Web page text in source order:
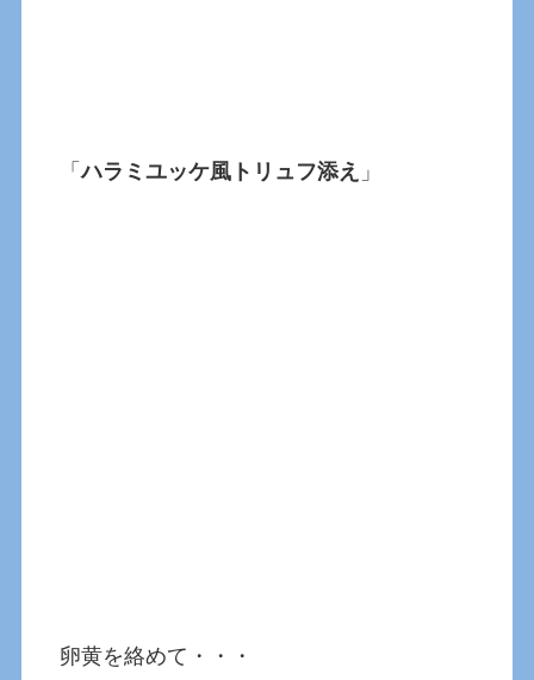
「ハラミユッケ風トリュフ添え 」
卵黄を絡めて・・・